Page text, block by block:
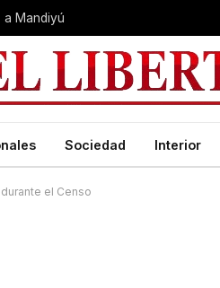
Mandiyú
Sociedad Interior
el Censo